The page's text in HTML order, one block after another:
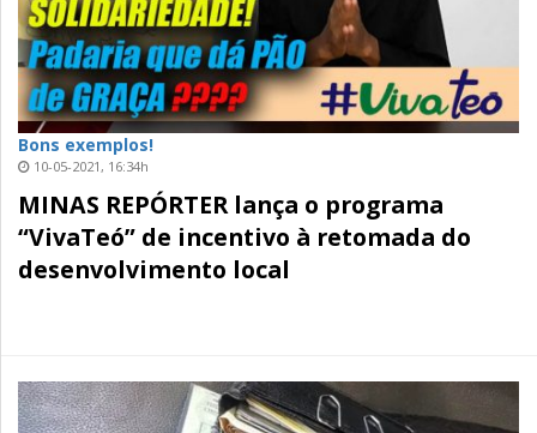
Bons exemplos!
10-05-2021, 16:34h
MINAS REPÓRTER lança o programa
“VivaTeó” de incentivo à retomada do
desenvolvimento local